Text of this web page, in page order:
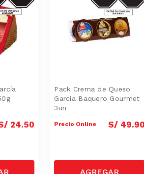
24.50
Pack Crema de Queso
García Baquero Gourmet
3un
Precio Online S/ 49.90